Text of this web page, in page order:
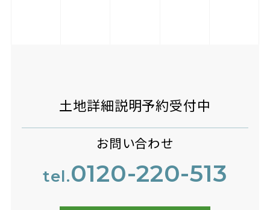
土地詳細説明予約受付中
お問い合わせ
tel.0120-220-513